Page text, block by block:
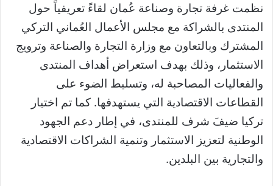
نظمت غرفة تجارة وصناعة عُمان لقاءً تعريفياً حول
المنتدى بالشراكة مع مجلس الأعمال العُماني التركي
المشترك وبالتعاون مع وزارة التجارة والصناعة وترويج
الاستثمار، وذلك بهدف استعراض أهداف المنتدى
والفعاليات المصاحبة له، وتسليط الضوء على
القطاعات الاقتصادية التي يستهدفها. كما تم اختيار
تركيا ضيفَ شرف للمنتدى، في إطار دعم الجهود
الوطنية لتعزيز الاستثمار وتنمية الشراكات الاقتصادية
والتجارية بين البلدين.